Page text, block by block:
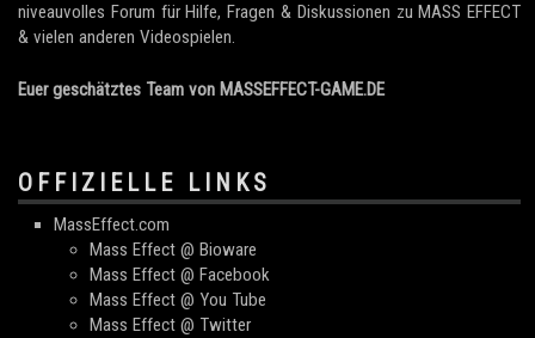
niveauvolles Forum für Hilfe, Fragen & Diskussionen zu MASS EFFECT
& vielen anderen Videospielen.
Euer geschätztes Team von MASSEFFECT-GAME.DE
OFFIZIELLE LINKS
MassEffect.com
Mass Effect @ Bioware
Mass Effect @ Facebook
Mass Effect @ You Tube
Mass Effect @ Twitter